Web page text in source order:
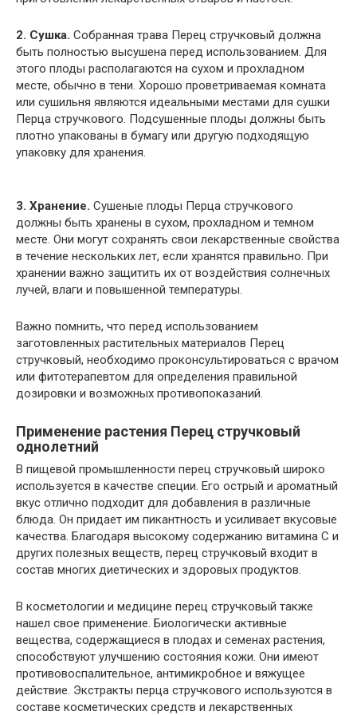
2. Сушка. Собранная трава Перец стручковый должна
быть полностью высушена перед использованием. Для
этого плоды располагаются на сухом и прохладном
месте, обычно в тени. Хорошо проветриваемая комната
или сушильня являются идеальными местами для сушки
Перца стручкового. Подсушенные плоды должны быть
плотно упакованы в бумагу или другую подходящую
упаковку для хранения.
3. Хранение. Сушеные плоды Перца стручкового
должны быть хранены в сухом, прохладном и темном
месте. Они могут сохранять свои лекарственные свойства
в течение нескольких лет, если хранятся правильно. При
хранении важно защитить их от воздействия солнечных
лучей, влаги и повышенной температуры.
Важно помнить, что перед использованием
заготовленных растительных материалов Перец
стручковый, необходимо проконсультироваться с врачом
или фитотерапевтом для определения правильной
дозировки и возможных противопоказаний.
Применение растения Перец стручковый
однолетний
В пищевой промышленности перец стручковый широко
используется в качестве специи. Его острый и ароматный
вкус отлично подходит для добавления в различные
блюда. Он придает им пикантность и усиливает вкусовые
качества. Благодаря высокому содержанию витамина C и
других полезных веществ, перец стручковый входит в
состав многих диетических и здоровых продуктов.
В косметологии и медицине перец стручковый также
нашел свое применение. Биологически активные
вещества, содержащиеся в плодах и семенах растения,
способствуют улучшению состояния кожи. Они имеют
противовоспалительное, антимикробное и вяжущее
действие. Экстракты перца стручкового используются в
составе косметических средств и лекарственных